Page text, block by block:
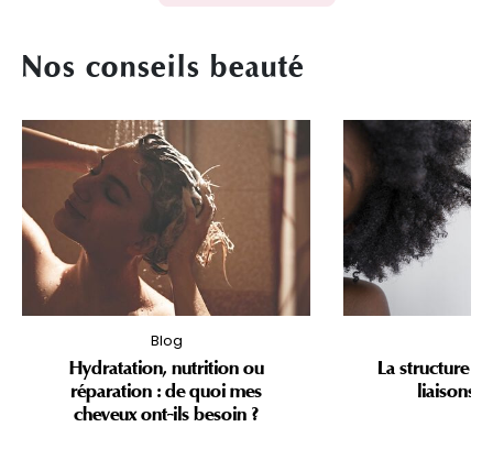
Nos conseils beauté
Blog
Hydratation, nutrition ou
réparation : de quoi mes
cheveux ont-ils besoin ?
La structure
liaisons